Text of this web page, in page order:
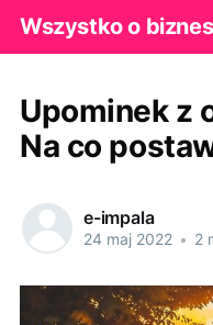
Wszystko o
Upominek z
Na co
e-impala
24 maj 2022 • 2